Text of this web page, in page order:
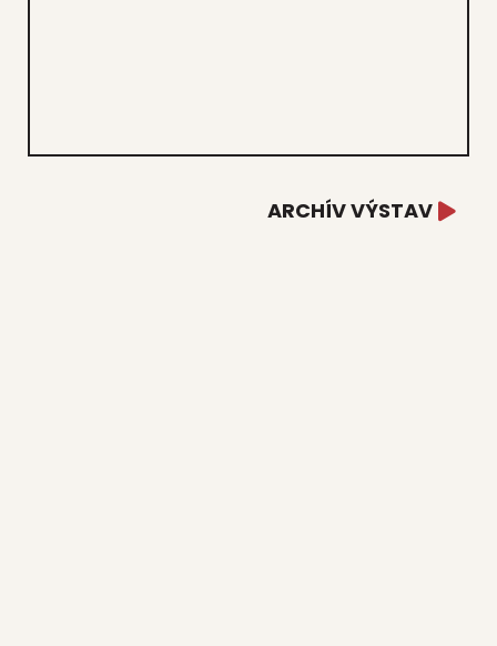
ARCHÍV VÝSTAV